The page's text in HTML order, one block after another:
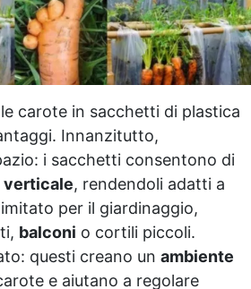
carote in sacchetti di plastica
Innanzitutto,
i sacchetti consentono di
verticale, rendendoli adatti a
per il giardinaggio,
balconi o cortili piccoli.
questi creano un ambiente
e aiutano a regolare